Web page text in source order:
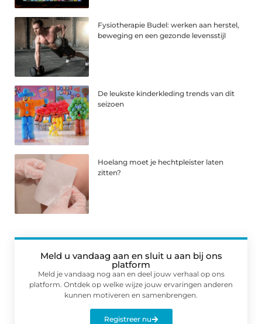
Fysiotherapie Budel: werken aan herstel,
beweging en een gezonde levensstijl
De leukste kinderkleding trends van dit
seizoen
Hoelang moet je hechtpleister laten
zitten?
Meld u vandaag aan en sluit u aan bij ons
platform
Meld je vandaag nog aan en deel jouw verhaal op ons
platform. Ontdek op welke wijze jouw ervaringen anderen
kunnen motiveren en samenbrengen.
Registreer nu